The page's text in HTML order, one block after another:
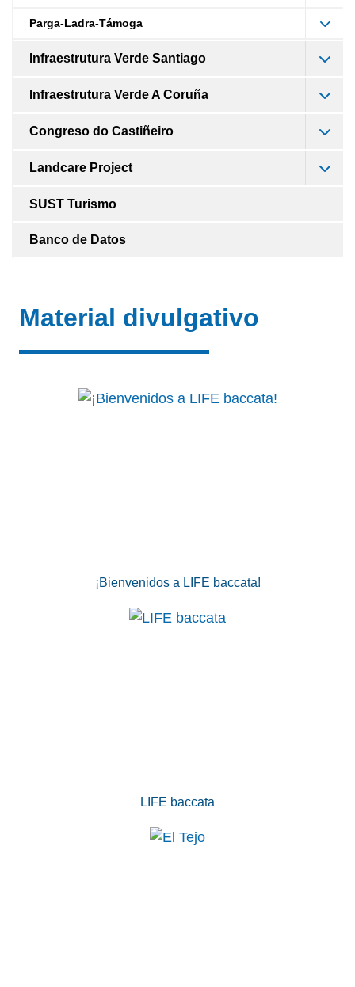
Parga-Ladra-Támoga
Infraestrutura Verde Santiago
Infraestrutura Verde A Coruña
Congreso do Castiñeiro
Landcare Project
SUST Turismo
Banco de Datos
Material divulgativo
¡Bienvenidos a LIFE baccata!
LIFE baccata